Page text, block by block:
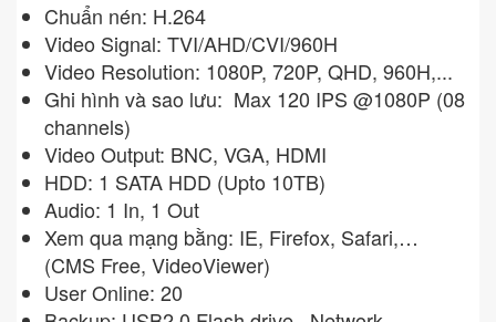
Chuẩn nén: H.264
Video Signal: TVI/AHD/CVI/960H
Video Resolution: 1080P, 720P, QHD, 960H,...
Ghi hình và sao lưu: Max 120 IPS @1080P (08
channels)
Video Output: BNC, VGA, HDMI
HDD: 1 SATA HDD (Upto 10TB)
Audio: 1 In, 1 Out
Xem qua mạng bằng: IE, Firefox, Safari,…
(CMS Free, VideoViewer)
User Online: 20